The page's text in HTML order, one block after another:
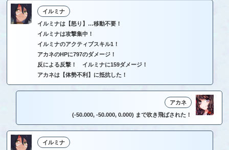
イルミナ
イルミナは【怒り】…移動不要！
イルミナは攻撃集中！
イルミナのアクティブスキル1！
アカネのHPに797のダメージ！
反による反撃！ イルミナに159ダメージ！
アカネは【体勢不利】に抵抗した！
アカネ
(-50.000, -50.000, 0.000) まで吹き飛ばされた！
イルミナ